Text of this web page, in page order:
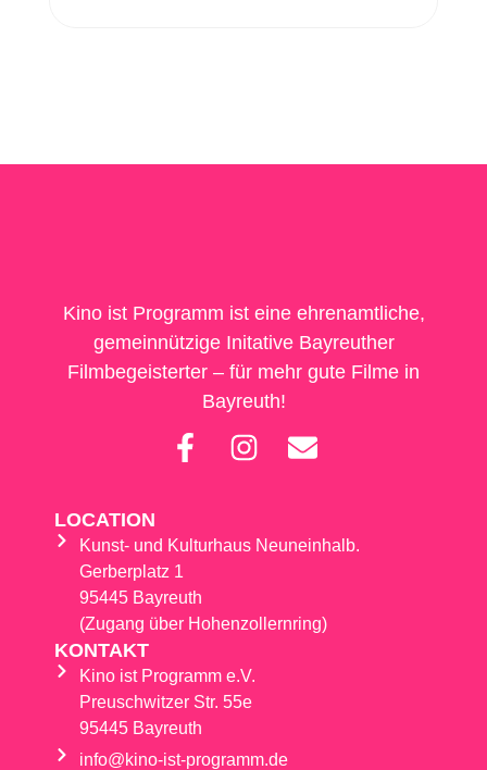
Kino ist Programm ist eine ehrenamtliche,
gemeinnützige Initative Bayreuther
Filmbegeisterter – für mehr gute Filme in
Bayreuth!
LOCATION
Kunst- und Kulturhaus Neuneinhalb.
Gerberplatz 1
95445 Bayreuth
(Zugang über Hohenzollernring)
KONTAKT
Kino ist Programm e.V.
Preuschwitzer Str. 55e
95445 Bayreuth
info@kino-ist-programm.de